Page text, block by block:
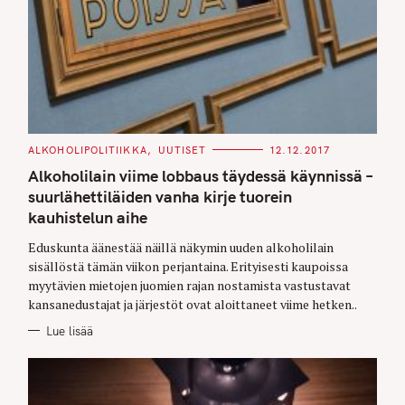
C
T
E
G
O
R
I
S
ALKOHOLIPOLITIIKKA UUTISET 12.12.2017
Alkoholilain viime lobbaus täydessä käynnissä –
suurlähettiläiden vanha kirje tuorein
kauhistelun aihe
Eduskunta äänestää näillä näkymin uuden alkoholilain
sisällöstä tämän viikon perjantaina. Erityisesti kaupoissa
myytävien mietojen juomien rajan nostamista vastustavat
kansanedustajat ja järjestöt ovat aloittaneet viime hetken..
Lue lisää